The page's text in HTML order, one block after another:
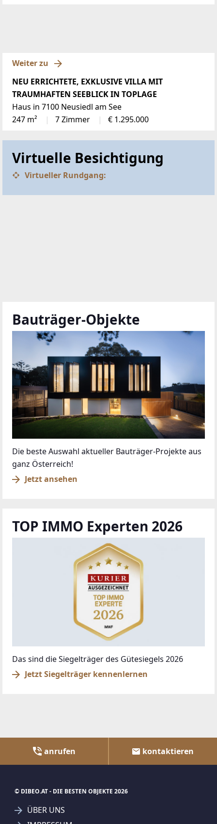
Weiter zu
NEU ERRICHTETE, EXKLUSIVE VILLA MIT
TRAUMHAFTEN SEEBLICK IN TOPLAGE
Haus in 7100 Neusiedl am See
247 m²
7 Zimmer € 1.295.000
Virtuelle Besichtigung
Virtueller Rundgang:
Bauträger-Objekte
Die beste Auswahl aktueller Bauträger-Projekte aus
ganz Österreich!
Jetzt ansehen
TOP IMMO Experten 2026
Das sind die Siegelträger des Gütesiegels 2026
Jetzt Siegelträger kennenlernen
anrufen kontaktieren
© DIBEO.AT - DIE BESTEN OBJEKTE 2026
ÜBER UNS